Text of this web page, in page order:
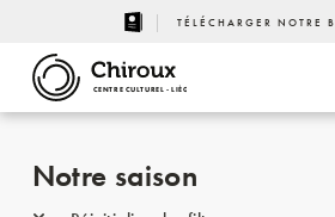
TÉLÉCHARGER NOTRE
CENTRE CULTUREL - LIÈGE
Notre saison